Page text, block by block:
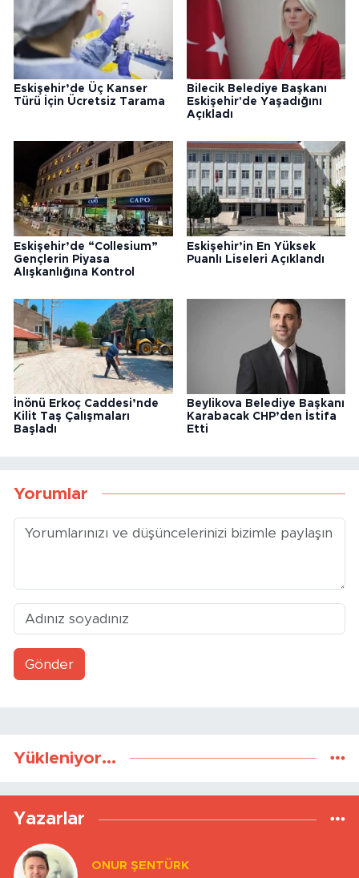
Eskişehir’de Üç Kanser
Türü İçin Ücretsiz Tarama
Bilecik Belediye Başkanı
Eskişehir'de Yaşadığını
Açıkladı
Eskişehir’de “Collesium”
Gençlerin Piyasa
Alışkanlığına Kontrol
Eskişehir’in En Yüksek
Puanlı Liseleri Açıklandı
İnönü Erkoç Caddesi’nde
Kilit Taş Çalışmaları
Başladı
Beylikova Belediye Başkanı
Karabacak CHP’den İstifa
Etti
Yorumlar
Gönder
Yükleniyor...
Yazarlar
ONUR ŞENTÜRK